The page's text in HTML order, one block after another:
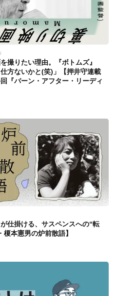
撮りたい理由。『ボトムズ』
方ないかと(笑)」【押井守連載
『バーン・アフター・リーディ
仕掛ける、サスペンスへの“転
本憲男の炉前散語】